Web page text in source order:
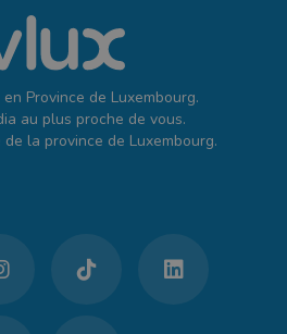
Province de Luxembourg.
au plus proche de vous.
la province de Luxembourg.